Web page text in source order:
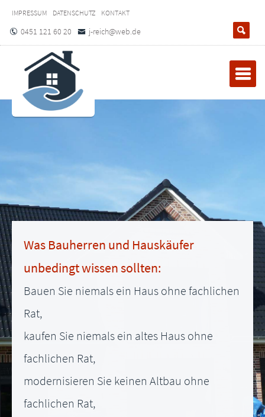
IMPRESSUM DATENSCHUTZ KONTAKT
0451 121 60 20 j-reich@web.de
Was Bauherren und Hauskäufer
unbedingt wissen sollten:
Bauen Sie niemals ein Haus ohne fachlichen
Rat,
kaufen Sie niemals ein altes Haus ohne
fachlichen Rat,
modernisieren Sie keinen Altbau ohne
fachlichen Rat,